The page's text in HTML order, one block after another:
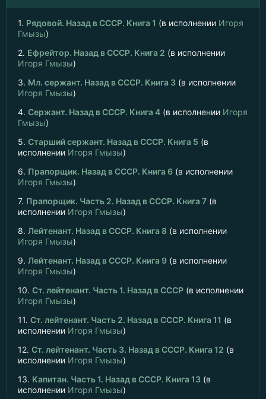
1. Рядовой. Назад в СССР. Книга 1 (в исполнении Игоря
Гмызы)
2. Ефрейтор. Назад в СССР. Книга 2 (в исполнении
Игоря Гмызы)
3. Мл. сержант. Назад в СССР. Книга 3 (в исполнении
Игоря Гмызы)
4. Сержант. Назад в СССР. Книга 4 (в исполнении Игоря
Гмызы)
5. Старший сержант. Назад в СССР. Книга 5 (в
исполнении Игоря Гмызы)
6. Прапорщик. Назад в СССР. Книга 6 (в исполнении
Игоря Гмызы)
7. Прапорщик. Часть 2. Назад в СССР. Книга 7 (в
исполнении Игоря Гмызы)
8. Лейтенант. Назад в СССР. Книга 8 (в исполнении
Игоря Гмызы)
9. Лейтенант. Назад в СССР. Книга 9 (в исполнении
Игоря Гмызы)
10. Ст. лейтенант. Часть 1. Назад в СССР (в исполнении
Игоря Гмызы)
11. Ст. лейтенант. Часть 2. Назад в СССР. Книга 11 (в
исполнении Игоря Гмызы)
12. Ст. лейтенант. Часть 3. Назад в СССР. Книга 12 (в
исполнении Игоря Гмызы)
13. Капитан. Часть 1. Назад в СССР. Книга 13 (в
исполнении Игоря Гмызы)